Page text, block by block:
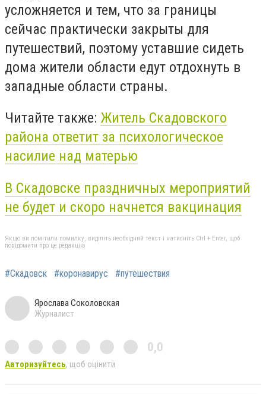
усложняется и тем, что за границы
сейчас практически закрыты для
путешествий, поэтому уставшие сидеть
дома жители области едут отдохнуть в
западные области страны.
Читайте также: Житель Скадовского
района ответит за психологическое
насилие над матерью
В Скадовске праздничных мероприятий
не будет и скоро начнется вакцинация
Якщо ви помітили помилку, виділіть необхідний текст і натисніть Ctrl + Enter, щоб
повідомити про це редакцію
#Скадовск #коронавирус #путешествия
Ярослава Соколовская
Журналист
0,0
Авторизуйтесь, щоб оцінити